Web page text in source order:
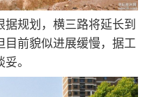
规划，横三路将延长到
目前貌似进展缓慢，据工
。